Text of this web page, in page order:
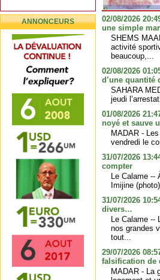
ANNONCEURS
02/08/2026
une simple
SHEMS
activité
beaucoup,...
02/08/2026
d’une quantité
SAHARA
jeudi
01/08/2026
noyé et sauve
MADAR -
vendredi le
31/07/2026
compter
Le Calame --
Imijine
31/07/2026
divers…
Le Calame --
nos grandes
tout...
29/07/2026
falsification de
MADAR - La